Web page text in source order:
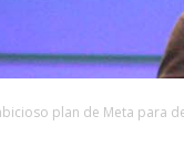
plan de Meta para